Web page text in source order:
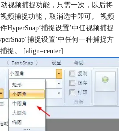
视频捕捉功能，只需一次，以后将
频捕捉功能，取消选中即可。 视频
HyperSnap‘捕捉设置’中任视频捕捉
捕捉设置’中任何一种捕捉方
捉。 [align=center]